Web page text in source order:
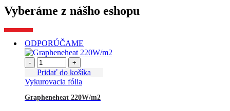
Vyberáme z nášho eshopu
ODPORÚČAME
- +
Pridať do košíka
Vykurovacia fólia
Grapheneheat 220W/m2